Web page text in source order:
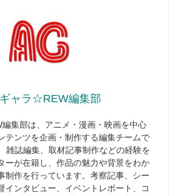
ャラ☆REW編集部
集部は、アニメ・漫画・映画を中心
テンツを企画・制作する編集チームで
雑誌編集、取材記事制作などの経験を
ーが在籍し、作品の魅力や背景をわか
制作を行っています。考察記事、シー
インタビュー、イベントレポート、コ